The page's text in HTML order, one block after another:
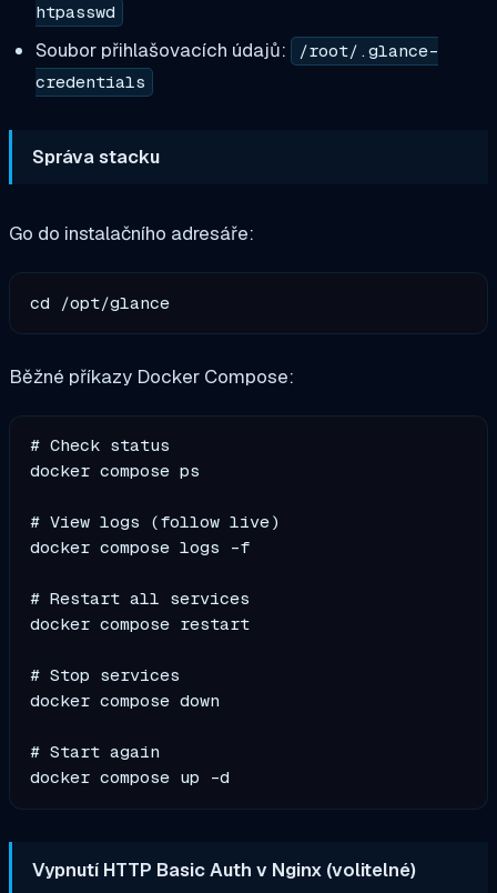
htpasswd
Soubor přihlašovacích údajů:
/root/.glance-
credentials
Správa stacku
Go do instalačního adresáře:
Běžné příkazy Docker Compose:
# Check status
docker compose ps
# View logs (follow live)
docker compose logs -f
# Restart all services
docker compose restart
# Stop services
docker compose down
# Start again
Vypnutí HTTP Basic Auth v Nginx (volitelné)